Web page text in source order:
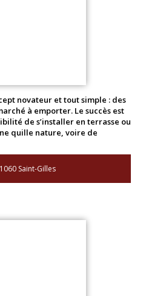
novateur et tout simple : des
à emporter. Le succès est
de s’installer en terrasse ou
quille nature, voire de
Saint-Gilles